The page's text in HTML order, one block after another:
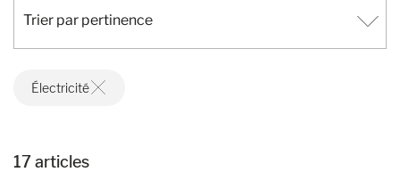
Électricité
17 articles